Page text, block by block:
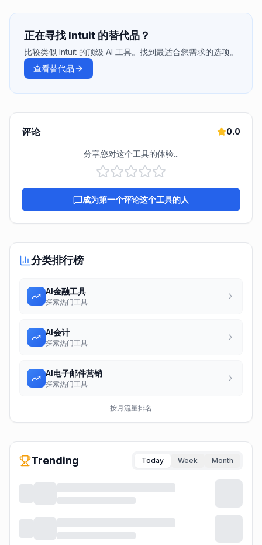
正在寻找 Intuit 的替代品？
比较类似 Intuit 的顶级 AI 工具。找到最适合您需求的选项。
查看替代品
评论 0.0
分享您对这个工具的体验...
成为第一个评论这个工具的人
分类排行榜
AI金融工具
探索热门工具
AI会计
探索热门工具
AI电子邮件营销
探索热门工具
按月流量排名
Trending Today Week Month